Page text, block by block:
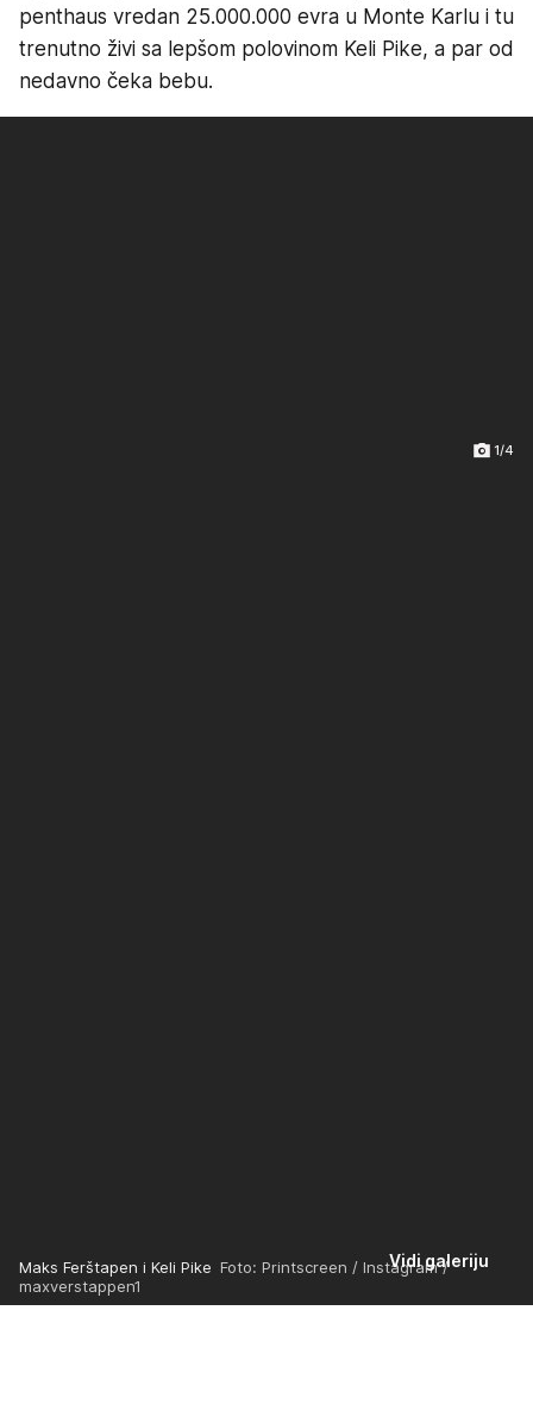
penthaus vredan 25.000.000 evra u Monte Karlu i tu
trenutno živi sa lepšom polovinom Keli Pike, a par od
nedavno čeka bebu.
1/4
Vidi galeriju
Maks Ferštapen i Keli Pike Foto: Printscreen / Instagram /
maxverstappen1